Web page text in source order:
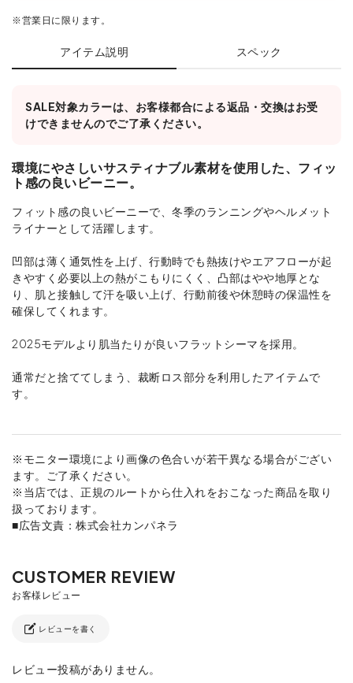
※営業日に限ります。
アイテム説明 スペック
SALE対象カラーは、お客様都合による返品・交換はお受
けできませんのでご了承ください。
環境にやさしいサスティナブル素材を使用した、フィッ
ト感の良いビーニー。
フィット感の良いビーニーで、冬季のランニングやヘルメット
ライナーとして活躍します。
凹部は薄く通気性を上げ、行動時でも熱抜けやエアフローが起
きやすく必要以上の熱がこもりにくく、凸部はやや地厚とな
り、肌と接触して汗を吸い上げ、行動前後や休憩時の保温性を
確保してくれます。
2025モデルより肌当たりが良いフラットシーマを採用。
通常だと捨ててしまう、裁断ロス部分を利用したアイテムで
す。
※モニター環境により画像の色合いが若干異なる場合がござい
ます。ご了承ください。
※当店では、正規のルートから仕入れをおこなった商品を取り
扱っております。
■広告文責：株式会社カンパネラ
レビューを書く
レビュー投稿がありません。